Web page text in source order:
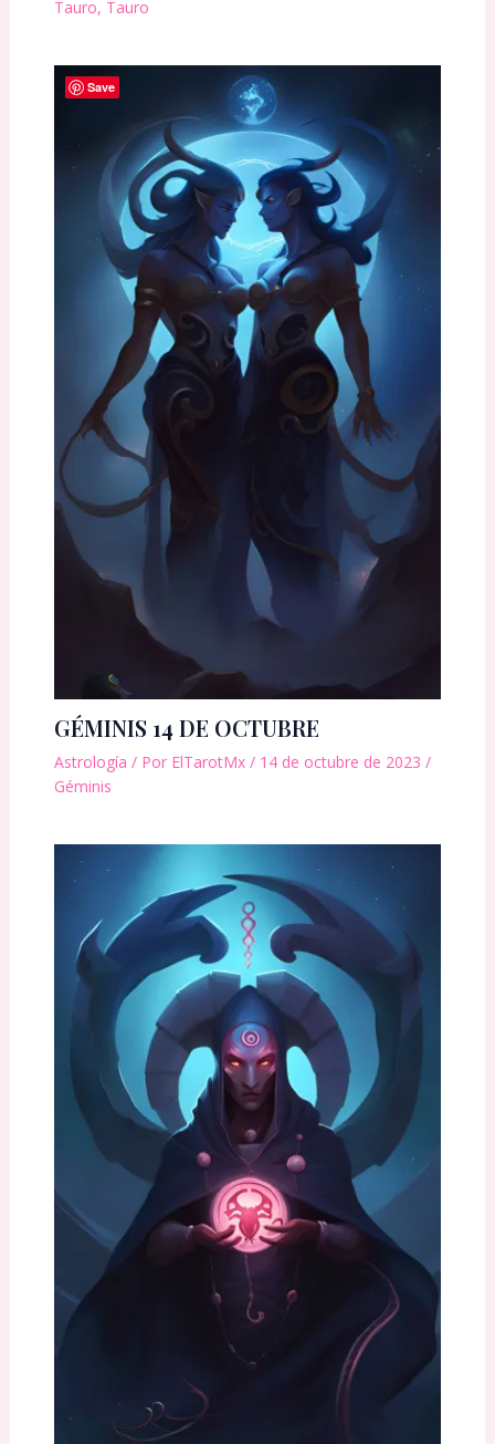
Tauro, Tauro
GÉMINIS 14 DE OCTUBRE
Astrología / Por ElTarotMx / 14 de octubre de 2023 /
Géminis
Save